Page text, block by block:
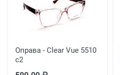
Оправа - Clear Vue 5510
c2